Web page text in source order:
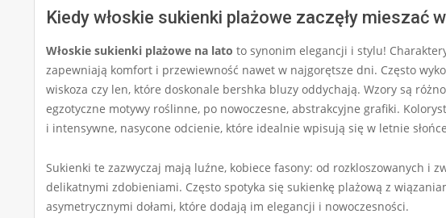
Kiedy włoskie sukienki plażowe zaczęły mieszać
Włoskie sukienki plażowe na lato to synonim elegancji i stylu!
zapewniają komfort i przewiewność nawet w najgorętsze dni. Często
wiskoza czy len, które doskonale bershka bluzy oddychają. Wzory są
egzotyczne motywy roślinne, po nowoczesne, abstrakcyjne grafiki.
i intensywne, nasycone odcienie, które idealnie wpisują się w letnie
Sukienki te zazwyczaj mają luźne, kobiece fasony: od rozkloszowanych i
delikatnymi zdobieniami. Często spotyka się sukienkę plażową z
asymetrycznymi dołami, które dodają im elegancji i nowoczesności.